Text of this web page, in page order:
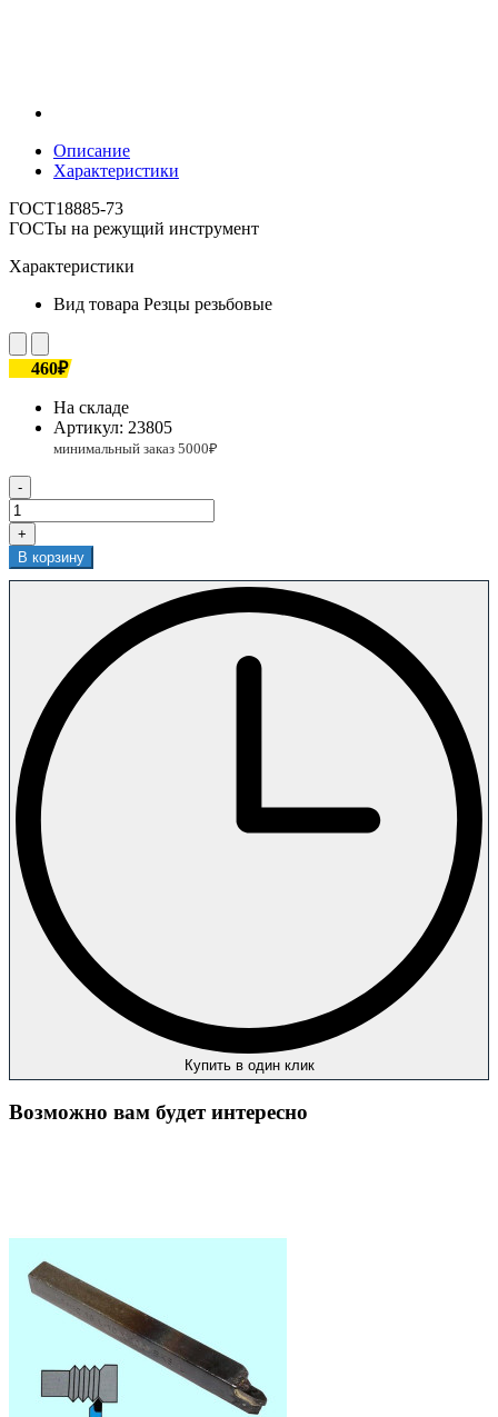
Описание
Характеристики
ГОСТ18885-73
ГОСТы на режущий инструмент
Характеристики
Вид товара Резцы резьбовые
460₽
На складе
Артикул: 23805
-
+
В корзину
Купить в один клик
Возможно вам будет интересно